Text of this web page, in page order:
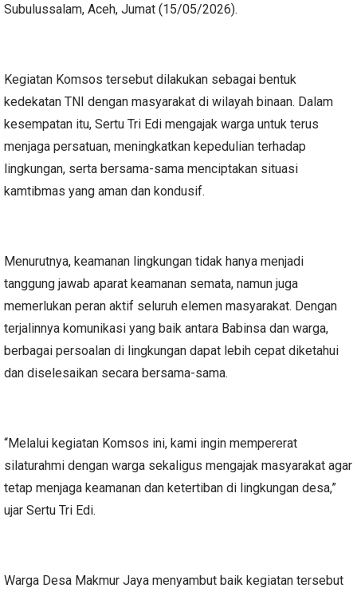
Subulussalam, Aceh, Jumat (15/05/2026).
Kegiatan Komsos tersebut dilakukan sebagai bentuk
kedekatan TNI dengan masyarakat di wilayah binaan. Dalam
kesempatan itu, Sertu Tri Edi mengajak warga untuk terus
menjaga persatuan, meningkatkan kepedulian terhadap
lingkungan, serta bersama-sama menciptakan situasi
kamtibmas yang aman dan kondusif.
Menurutnya, keamanan lingkungan tidak hanya menjadi
tanggung jawab aparat keamanan semata, namun juga
memerlukan peran aktif seluruh elemen masyarakat. Dengan
terjalinnya komunikasi yang baik antara Babinsa dan warga,
berbagai persoalan di lingkungan dapat lebih cepat diketahui
dan diselesaikan secara bersama-sama.
“Melalui kegiatan Komsos ini, kami ingin mempererat
silaturahmi dengan warga sekaligus mengajak masyarakat agar
tetap menjaga keamanan dan ketertiban di lingkungan desa,”
ujar Sertu Tri Edi.
Warga Desa Makmur Jaya menyambut baik kegiatan tersebut